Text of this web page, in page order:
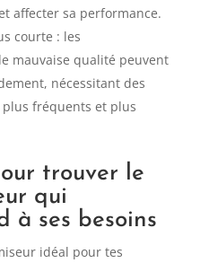
affecter sa performance.
courte : les
mauvaise qualité peuvent
nécessitant des
fréquents et plus
trouver le
qui
à ses besoins
idéal pour tes